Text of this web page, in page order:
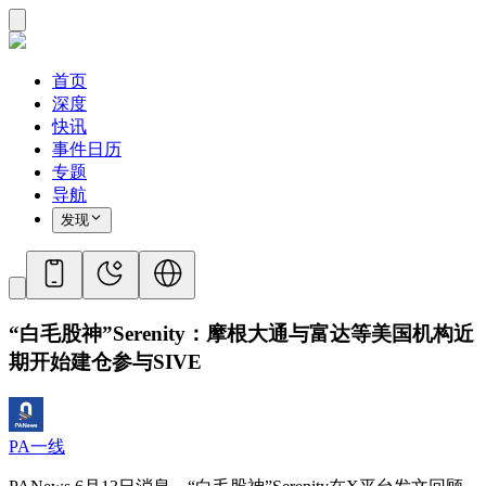
首页
深度
快讯
事件日历
专题
导航
发现
“白毛股神”Serenity：摩根大通与富达等美国机构近
期开始建仓参与SIVE
PA一线